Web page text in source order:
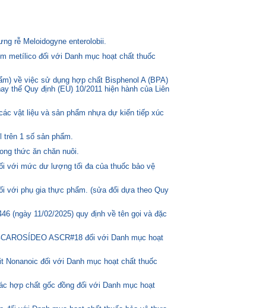
rễ Meloidogyne enterolobii.
metílico đối với Danh mục hoạt chất thuốc
về việc sử dụng hợp chất Bisphenol A (BPA)
thế Quy định (EU) 10/2011 hiện hành của Liên
vật liệu và sản phẩm nhựa dự kiến tiếp xúc
1 số sản phẩm.
thức ăn chăn nuôi.
với mức dư lượng tối đa của thuốc bảo vệ
với phụ gia thực phẩm. (sửa đổi dựa theo Quy
(ngày 11/02/2025) quy định về tên gọi và đặc
ASCR#18 đối với Danh mục hoạt
Nonanoic đối với Danh mục hoạt chất thuốc
hợp chất gốc đồng đối với Danh mục hoạt